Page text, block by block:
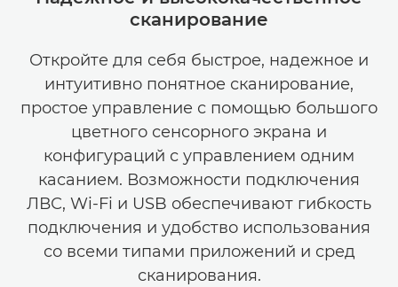
сканирование
Откройте для себя быстрое, надежное и
интуитивно понятное сканирование,
простое управление с помощью большого
цветного сенсорного экрана и
конфигураций с управлением одним
касанием. Возможности подключения
ЛВС, Wi-Fi и USB обеспечивают гибкость
подключения и удобство использования
со всеми типами приложений и сред
сканирования.